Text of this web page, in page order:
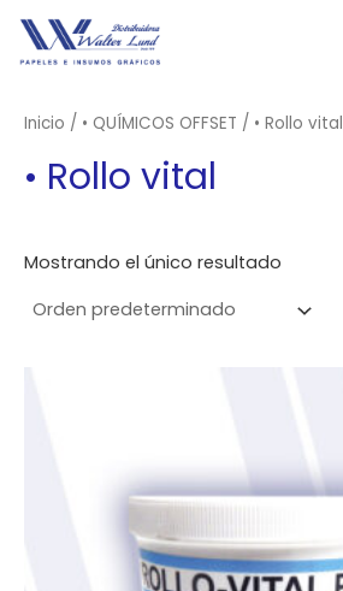
contenido
Inicio / • QUÍMICOS OFFSET / • Rollo vital
• Rollo vital
Mostrando el único resultado